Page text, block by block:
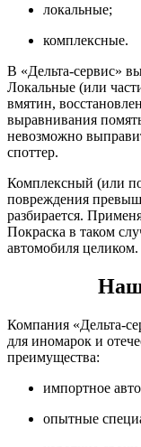
локальные;
комплексные.
В «Дельта-сервис»
Локальные (или
вмятин,
выравнивания
невозможно
споттер.
Комплексный (или
повреждения
разбирается.
Покраска в таком
автомобиля целиком.
Компания «Дельта-
для иномарок и
преимущества:
импортное
опытные